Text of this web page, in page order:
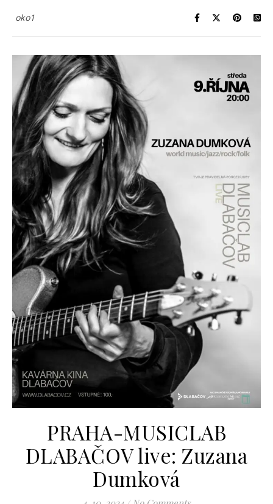
oko1
PRAHA-MUSICLAB
DLABAČOV live: Zuzana
Dumková